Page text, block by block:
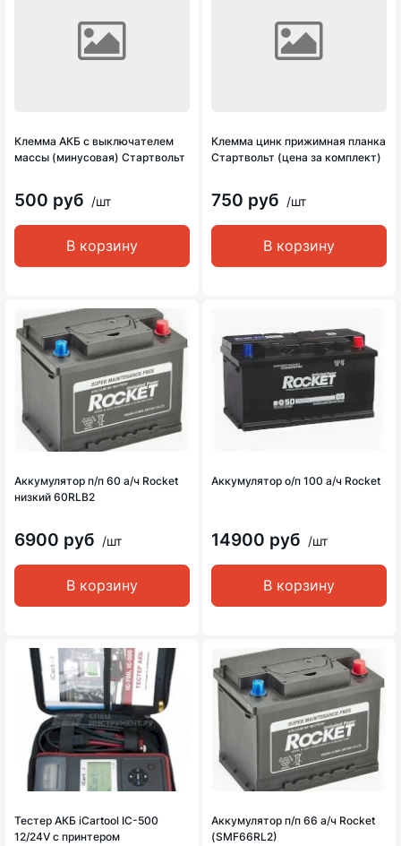
Клемма АКБ с выключателем
массы (минусовая) Стартвольт
500 руб /шт
В корзину
Клемма цинк прижимная планка
Стартвольт (цена за комплект)
750 руб /шт
В корзину
Аккумулятор п/п 60 а/ч Rocket
низкий 60RLB2
6900 руб /шт
В корзину
Аккумулятор о/п 100 а/ч Rocket
14900 руб /шт
В корзину
Тестер АКБ iCartool IC-500
12/24V с принтером
Аккумулятор п/п 66 а/ч Rocket
(SMF66RL2)